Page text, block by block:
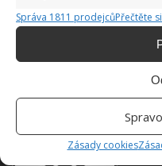
Správa 1811 prodejcůPřečtěte
Zásady cookies